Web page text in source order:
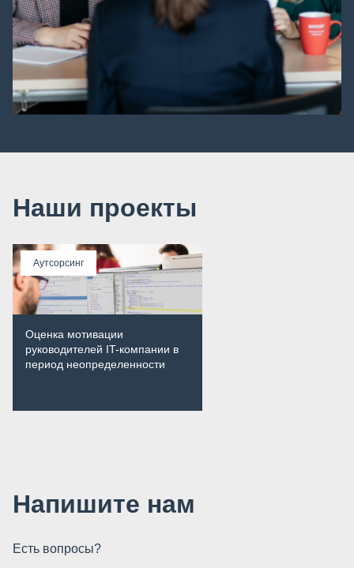
Наши проекты
Аутсорсинг
Оценка мотивации
руководителей IT-компании в
период неопределенности
Напишите нам
Есть вопросы?